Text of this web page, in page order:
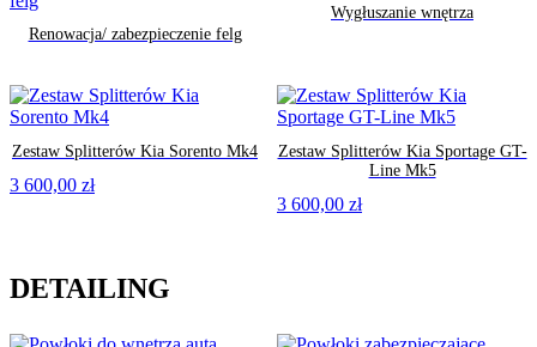
Renowacja/ zabezpieczenie felg
Wygłuszanie wnętrza
Zestaw Splitterów Kia Sorento Mk4
3 600,00 zł
Zestaw Splitterów Kia Sportage GT-
Line Mk5
3 600,00 zł
DETAILING